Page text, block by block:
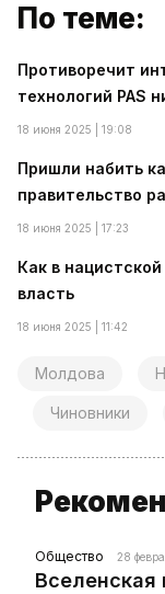
По теме:
Противоречит
технологий PAS
18 июня 2025 | 19:08
Пришли набить
правительство
18 июня 2025 | 17:23
Как в
власть
18 июня 2025 | 11:42
Молдова
Чиновники
Общество 28
Вселенская